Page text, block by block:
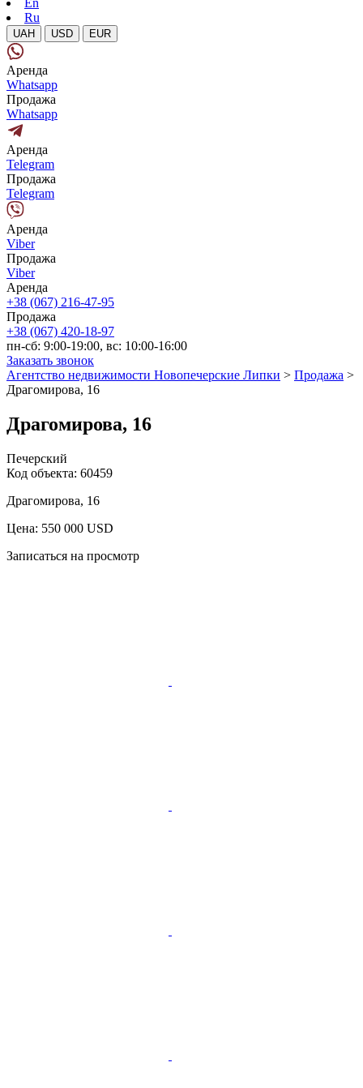
En
Ru
UAH USD EUR
Аренда
Whatsapp
Продажа
Whatsapp
Аренда
Telegram
Продажа
Telegram
Аренда
Viber
Продажа
Viber
Аренда
+38 (067) 216-47-95
Продажа
+38 (067) 420-18-97
пн-сб: 9:00-19:00, вс: 10:00-16:00
Заказать звонок
Агентство недвижимости Новопечерские Липки > Продажа >
Драгомирова, 16
Драгомирова, 16
Печерский
Код объекта: 60459
Драгомирова, 16
Цена: 550 000 USD
Записаться на просмотр